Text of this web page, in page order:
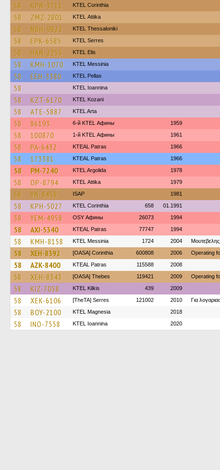
58 KPN-3711 KTEL Corinthia
58 ZMZ-2801 KΤΕL Αttika
58 NBH-9822 KTEL Thessaloniki
58 EPK-6585 KTEL Serres
58 HAN-2255 KTEL Elis
58 KMH-1070 KTEL Messinia
58 EEH-3380 KTEL Pellas
58 KTEL Ioannina
58 KZT-6170 ΚΤΕL Kozani
58 ATE-5887 KTEL Arta
58 86193 6-й KTEL Афины 1959
58 100870 1-й KTEL Афины 1961
58 PA-6432 KTEAL Patras 1966
58 173381 KTEAL Patras 1966
58 PM-7240 KTEL Argolida 1978
58 OP-8794 KΤΕL Αttika 1979
58 YN-8458 ISAP 1981
58 KPH-5027 KTEL Corinthia 658 01.1991
58 YEM-4958 OSY Афины 26073 1994
58 AXI-5340 KTEAL Patras 77747 1994
58 KMH-8158 KTEL Messinia 1724 2004 Μουτεβελης
58 XEH-8392 [OASA] Corinthia 600808 2006 Operating
58 AZK-8400 KTEAL Patras 115588 2008
58 XEH-8343 [OASA] Thebes 119421 2009 Operating
58 KIZ-7058 KTEL Kilkis 439 2009
58 XEK-6106 [TheTA] Serres 121002 2010 Για
58 BOY-2100 ΚΤΕL Magnesia 2018
58 INO-7558 KTEL Ioannina 2020